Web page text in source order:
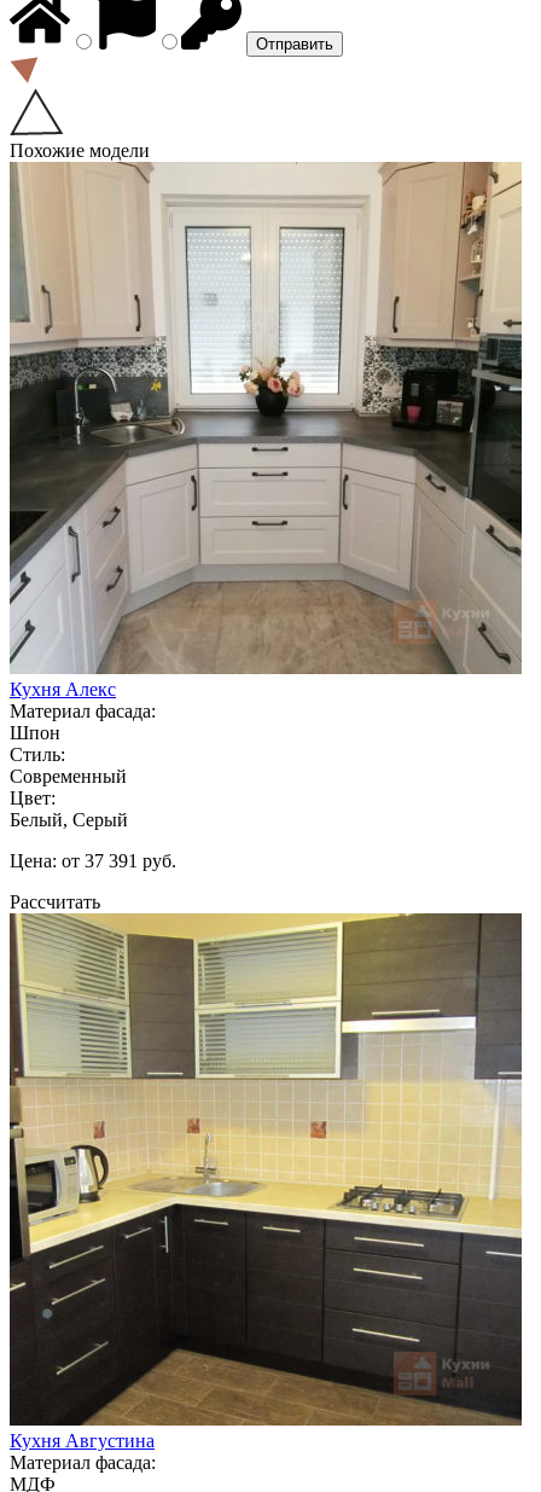
Похожие модели
Кухня Алекс
Материал фасада:
Шпон
Стиль:
Современный
Цвет:
Белый, Серый
Цена: от 37 391 руб.
Рассчитать
Кухня Августина
Материал фасада:
МДФ